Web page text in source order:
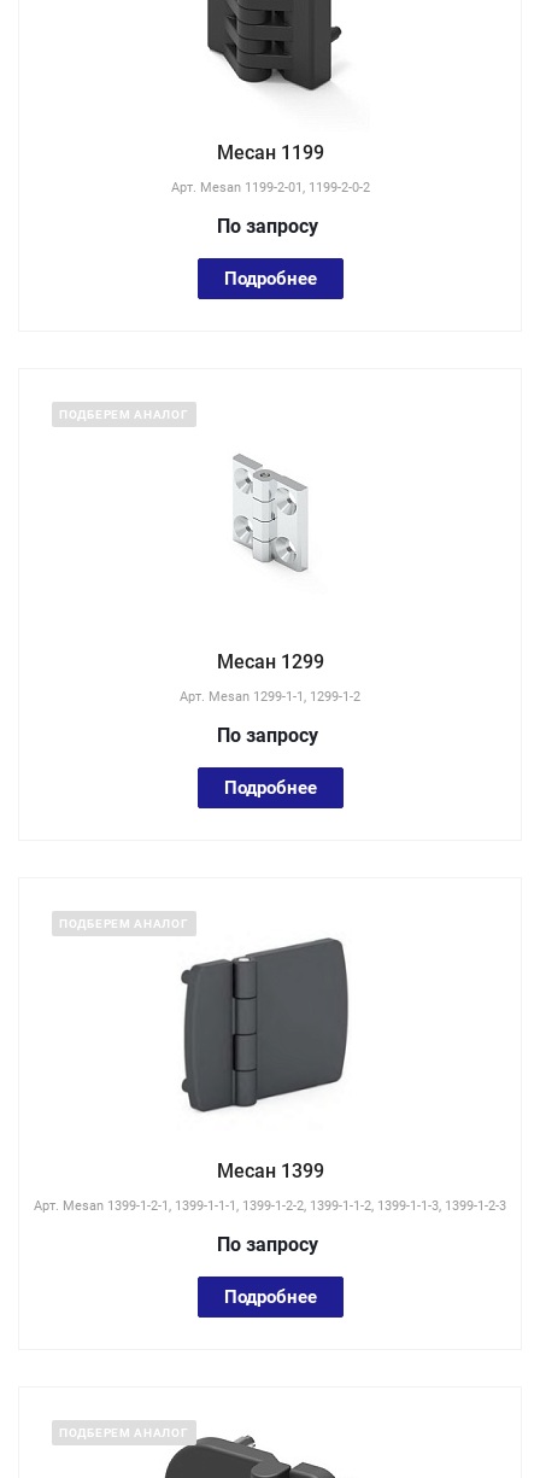
Месан 1199
Арт. Mesan 1199-2-01, 1199-2-0-2
По запросу
Подробнее
ПОДБЕРЕМ АНАЛОГ
Месан 1299
Арт. Mesan 1299-1-1, 1299-1-2
По запросу
Подробнее
ПОДБЕРЕМ АНАЛОГ
Месан 1399
Арт. Mesan 1399-1-2-1, 1399-1-1-1, 1399-1-2-2, 1399-1-1-2, 1399-1-1-3, 1399-1-2-3
По запросу
Подробнее
ПОДБЕРЕМ АНАЛОГ